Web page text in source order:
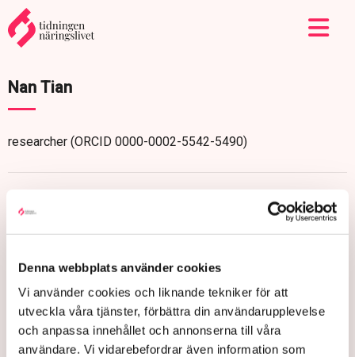
Denna webbplats använder cookies
Vi använder cookies och liknande tekniker för att
utveckla våra tjänster, förbättra din användarupplevelse
och anpassa innehållet och annonserna till våra
användare. Vi vidarebefordrar även information som
Nan Tian
researcher (ORCID 0000-0002-5542-5490)